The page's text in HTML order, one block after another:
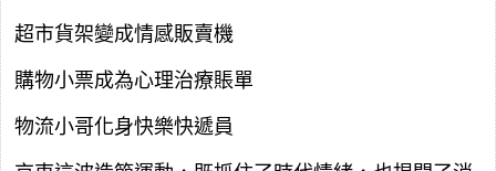
超市貨架變成情感販賣機
購物小票成為心理治療賬單
物流小哥化身快樂快遞員